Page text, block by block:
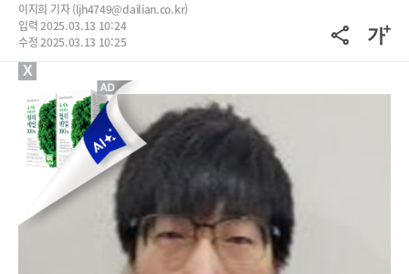
이지희 기자 (ljh4749@dailian.co.kr)
입력 2025.03.13 10:24
수정 2025.03.13 10:25
X